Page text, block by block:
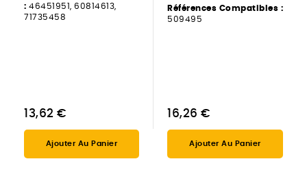
: 46451951, 60814613,
71735458
13,62 €
Ajouter Au Panier
Références Compatibles :
509495
16,26 €
Ajouter Au Panier